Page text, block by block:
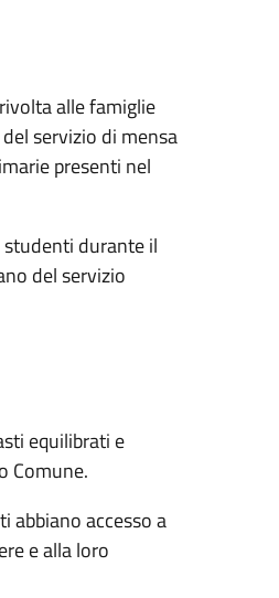
alle famiglie
servizio di mensa
presenti nel
studenti durante il
del servizio
equilibrati e
Comune.
abbiano accesso a
e alla loro